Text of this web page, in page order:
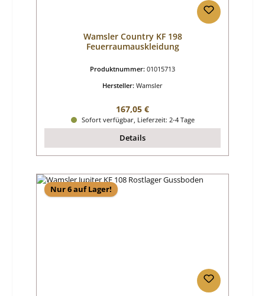
Wamsler Country KF 198
Feuerraumauskleidung
Produktnummer: 01015713
Hersteller: Wamsler
Regulärer Preis:
167,05 €
Sofort verfügbar, Lieferzeit: 2-4 Tage
Details
Nur 6 auf Lager!